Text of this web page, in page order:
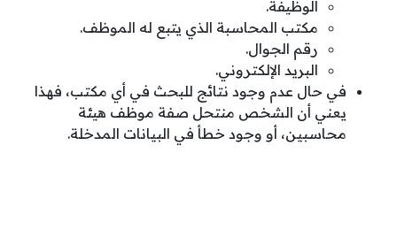
الوظيفة.
مكتب المحاسبة الذي يتبع له الموظف.
رقم الجوال.
البريد الإلكتروني.
في حال عدم وجود نتائج للبحث في أي مكتب، فهذا
يعني أن الشخص منتحل صفة موظف هيئة
محاسبين، أو وجود خطأ في البيانات المدخلة.